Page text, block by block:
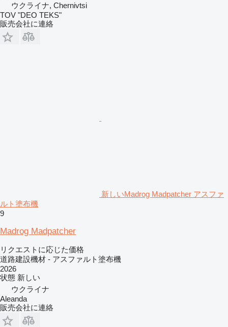
ウクライナ, Chernivtsi
TOV "DEO TEKS"
販売会社に連絡
新しいMadrog Madpatcher アスファ
ルト塗布機
9
Madrog Madpatcher
リクエストに応じた価格
道路建設機材 - アスファルト塗布機
2026
状態 新しい
ウクライナ
Aleanda
販売会社に連絡